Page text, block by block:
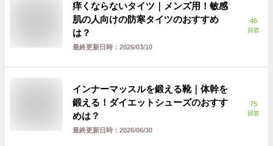
痒くならないタイツ｜メンズ用！敏感
肌の人向けの防寒タイツのおすすめ
は？
最終更新日時： 2026/03/10
46
回答
インナーマッスルを鍛える靴｜体幹を
鍛える！ダイエットシューズのおすす
めは？
最終更新日時： 2026/06/30
75
回答